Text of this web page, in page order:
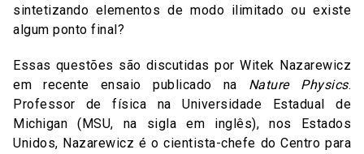
sintetizando elementos de modo ilimitado ou existe
algum ponto final?
Essas questões são discutidas por Witek Nazarewicz
em recente ensaio publicado na Nature Physics.
Professor de física na Universidade Estadual de
Michigan (MSU, na sigla em inglês), nos Estados
Unidos, Nazarewicz é o cientista-chefe do Centro para